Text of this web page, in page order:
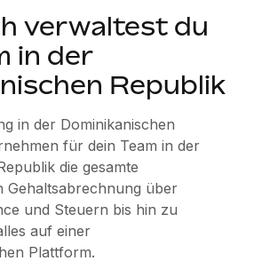
ohne Kosten für Niederlassungen
Record
weltweite Arbeit mit Freelancer:innen
Unterstützung bei der Einstellung
Bundesstaaten
in allen US-Bundesstaaten
berechnen
Einschätzung des
verwaltest du
in der
Republik
in der Dominikanischen
für dein Team in der
die gesamte
Gehaltsabrechnung über
und Steuern bis hin zu
auf einer
Plattform.